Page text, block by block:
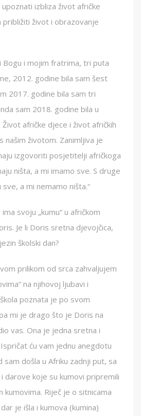
izbliza život afričke
približiti život i obrazovanje
Bogu i mojim fratrima, tri puta
2012. godine bila sam šest
2017. godine bila sam tri
sam 2018. godine bila u
Život afričke djece i život afričkih
našim životom. Zanimljiva je
izgovoriti posjetitelji afričkoga
ništa, a mi imamo sve. S druge
a mi nemamo ništa.“
ima svoju „kumu“ u afričkom
Je li Doris sretna djevojčica,
školski dan?
prilikom od srca zahvaljujem
na njihovoj ljubavi i
poznata je po svom
mi je drago što je Doris na
vas. Ona je jedna sretna i
ću vam jednu anegdotu
sam došla u Afriku zadnji put, sa
darove koje su kumovi pripremili
kumovima. Riječ je o sitnicama
je išla i kumova (kumina)